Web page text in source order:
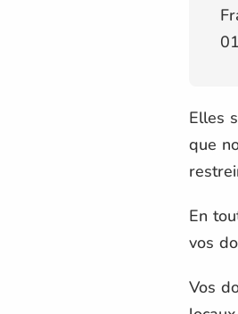
Elles
que
En
vos
Vos